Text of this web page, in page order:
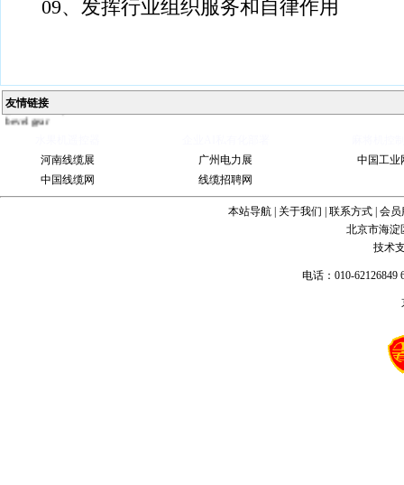
09、发挥行业组织服务和自律作用
友情链接
China
bevel
gearbox
bevel gear
河南线缆展
广州电力展
中国工业
中国线缆网
线缆招聘网
本站导航 关于我们 联系方式 会员
北京市海淀
技术
电话：010-62126849